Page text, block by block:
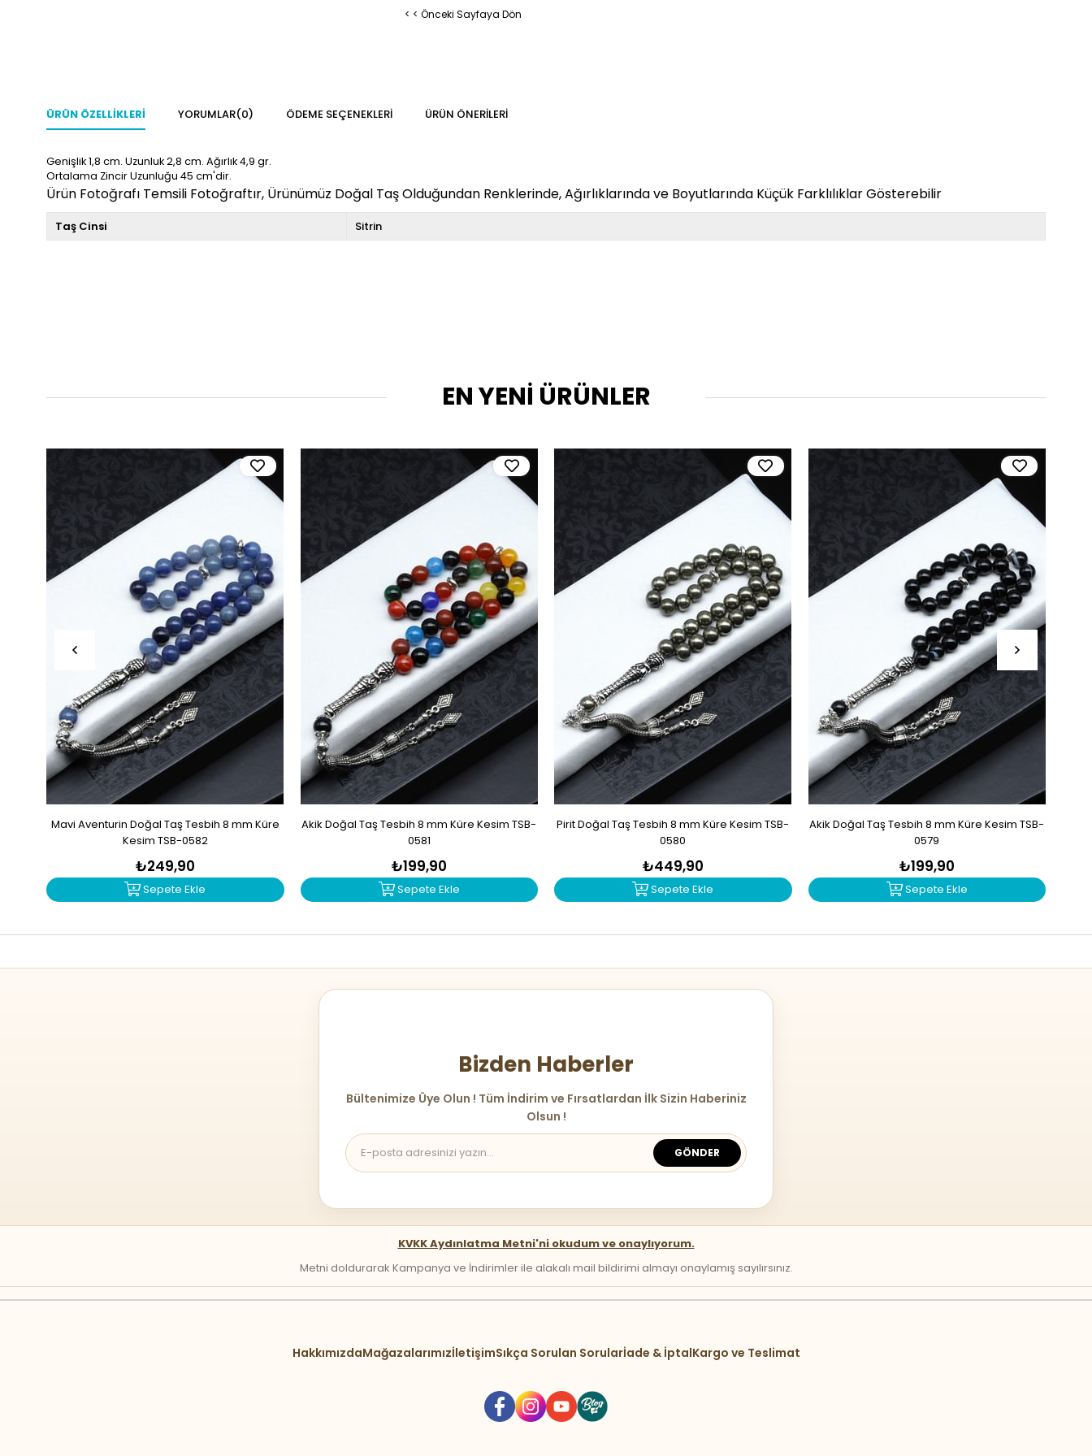
< < Önceki Sayfaya Dön
ÜRÜN ÖZELLIKLERI YORUMLAR(0) ÖDEME SEÇENEKLERI ÜRÜN ÖNERILERI
Genişlik 1,8 cm. Uzunluk 2,8 cm. Ağırlık 4,9 gr.
Ortalama Zincir Uzunluğu 45 cm'dir.
Ürün Fotoğrafı Temsili Fotoğraftır, Ürünümüz Doğal Taş Olduğundan Renklerinde, Ağırlıklarında ve Boyutlarında Küçük Farklılıklar Gösterebilir
Taş Cinsi Sitrin
EN YENİ ÜRÜNLER
Mavi Aventurin Doğal Taş Tesbih 8 mm Küre
Kesim TSB-0582
₺249,90
Sepete Ekle
Akik Doğal Taş Tesbih 8 mm Küre Kesim TSB-
0581
₺199,90
Sepete Ekle
Pirit Doğal Taş Tesbih 8 mm Küre Kesim TSB-
0580
₺449,90
Sepete Ekle
Akik Doğal Taş Tesbih 8 mm Küre Kesim TSB-
0579
₺199,90
Sepete Ekle
Bizden Haberler
Bültenimize Üye Olun ! Tüm İndirim ve Fırsatlardan İlk Sizin Haberiniz
Olsun !
GÖNDER
KVKK Aydınlatma Metni'ni okudum ve onaylıyorum.
Metni doldurarak Kampanya ve İndirimler ile alakalı mail bildirimi almayı onaylamış sayılırsınız.
HakkımızdaMağazalarımızİletişimSıkça Sorulan Sorularİade & İptalKargo ve Teslimat